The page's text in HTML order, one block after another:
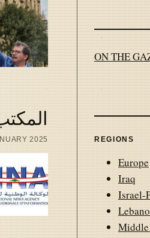
2025
ON THE
REGIONS
Europe
Iraq
Israel-